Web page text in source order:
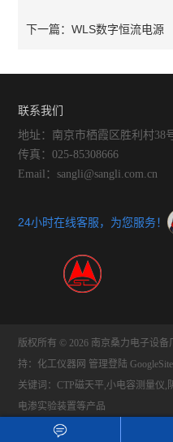
下一篇：WLS数字恒流电源
联系我们
地址：南京市栖霞区胜利村38
传真：025-85308666
Email：sangli@sangli.com.cn
24小时在线客服，为您服务！
版权所有 © 2026 南京桑力电子设备
持： 化工仪器网 管理登陆
关键词：CTP磁天平,小电容测量仪,
电渗实验装置等产品